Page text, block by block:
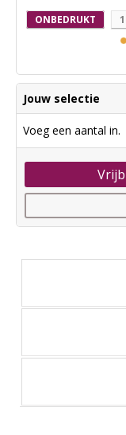
ONBEDRUKT 1
Jouw selectie
Voeg een aantal in.